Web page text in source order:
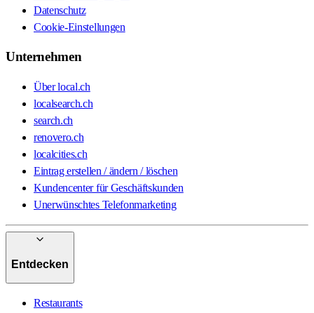
Datenschutz
Cookie-Einstellungen
Unternehmen
Über local.ch
localsearch.ch
search.ch
renovero.ch
localcities.ch
Eintrag erstellen / ändern / löschen
Kundencenter für Geschäftskunden
Unerwünschtes Telefonmarketing
Entdecken
Restaurants